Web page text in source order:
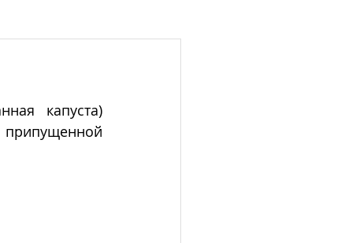
капуста)